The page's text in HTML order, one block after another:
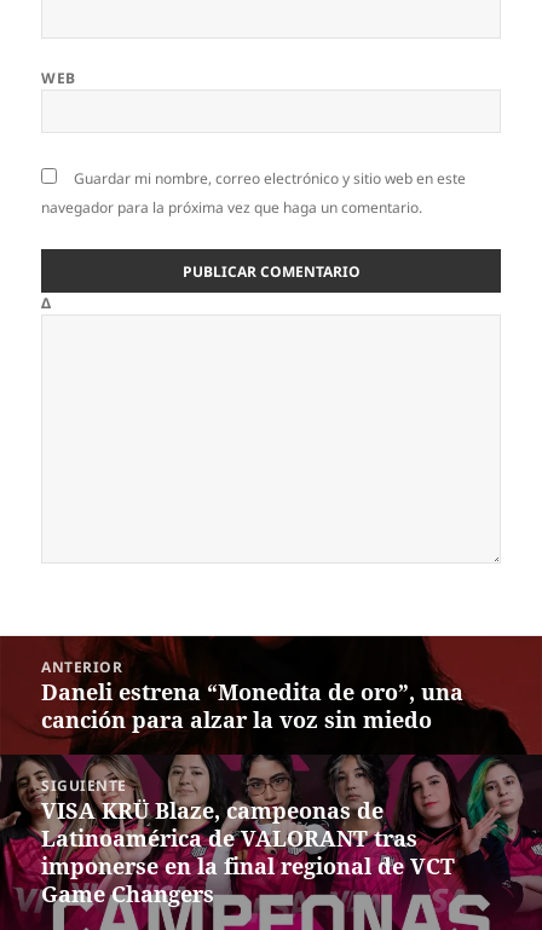
WEB
Guardar mi nombre, correo electrónico y sitio web en este
navegador para la próxima vez que haga un comentario.
Δ
Navegación
entradas
ANTERIOR
Entrada
anterior:
Daneli estrena “Monedita de oro”, una
canción para alzar la voz sin miedo
SIGUIENTE
Siguiente
entrada:
VISA KRÜ Blaze, campeonas de
Latinoamérica de VALORANT tras
imponerse en la final regional de VCT
Game Changers